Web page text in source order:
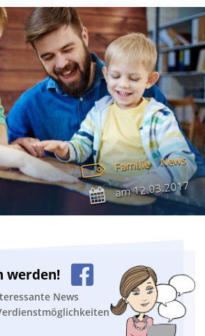
Familie News
am12.03.2017
werden!
News